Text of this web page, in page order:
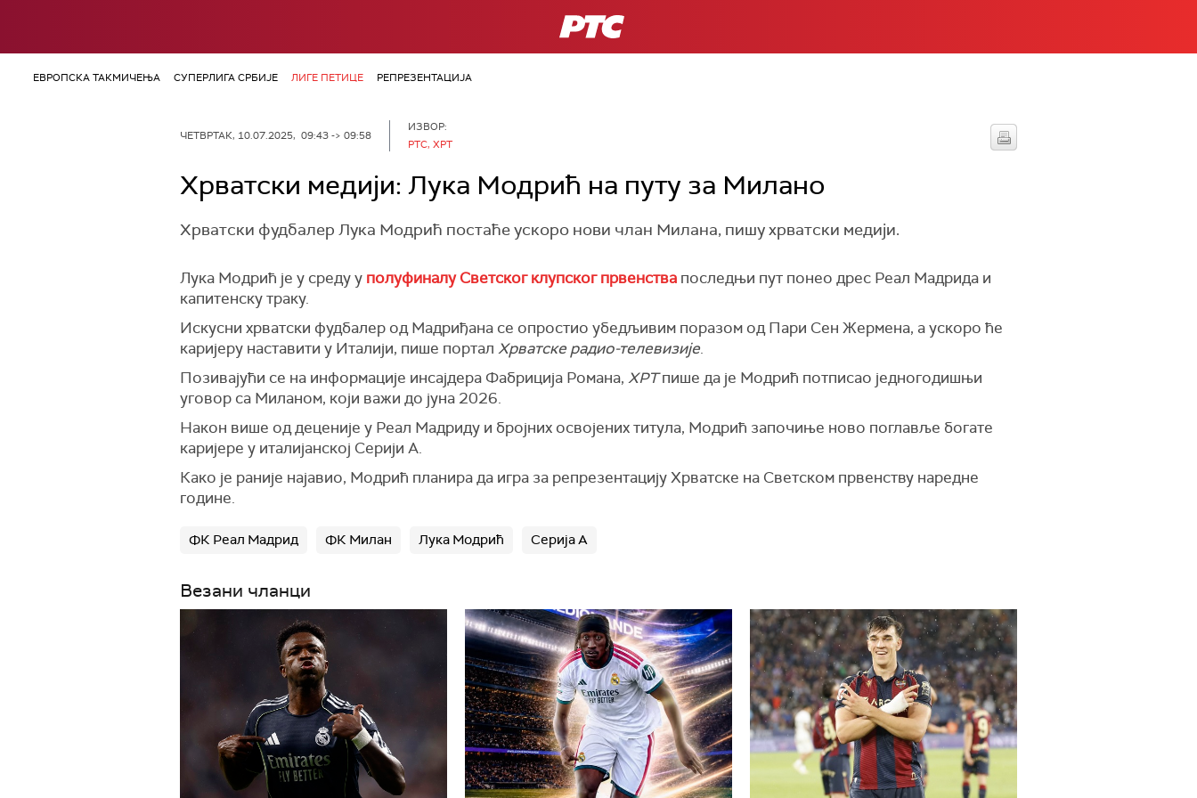
РТС
ЕВРОПСКА ТАКМИЧЕЊА СУПЕРЛИГА СРБИЈЕ ЛИГЕ ПЕТИЦЕ РЕПРЕЗЕНТАЦИЈА
ЧЕТВРТАК, 10.07.2025, 09:43 -> 09:58
ИЗВОР:
РТС, ХРТ
Хрватски медији: Лука Модрић на путу за Милано
Хрватски фудбалер Лука Модрић постаће ускоро нови члан Милана, пишу хрватски медији.
Лука Модрић је у среду у полуфиналу Светског клупског првенства последњи пут понео дрес Реал Мадрида и
капитенску траку.
Искусни хрватски фудбалер од Мадриђана се опростио убедљивим поразом од Пари Сен Жермена, а ускоро ће
каријеру наставити у Италији, пише портал Хрватске радио-телевизије.
Позивајући се на информације инсајдера Фабриција Романа, ХРТпише да је Модрић потписао једногодишњи
уговор са Миланом, који важи до јуна 2026.
Након више од деценије у Реал Мадриду и бројних освојених титула, Модрић започиње ново поглавље богате
каријере у италијанској Серији А.
Како је раније најавио, Модрић планира да игра за репрезентацију Хрватске на Светском првенству наредне
године.
ФК Реал Мадрид ФК Милан Лука Модрић Серија А
Везани чланци